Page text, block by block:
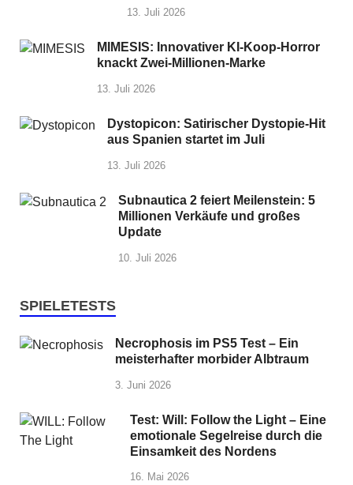
13. Juli 2026
MIMESIS: Innovativer KI-Koop-Horror
knackt Zwei-Millionen-Marke
13. Juli 2026
Dystopicon: Satirischer Dystopie-Hit
aus Spanien startet im Juli
13. Juli 2026
Subnautica 2 feiert Meilenstein: 5
Millionen Verkäufe und großes
Update
10. Juli 2026
SPIELETESTS
Necrophosis im PS5 Test – Ein
meisterhafter morbider Albtraum
3. Juni 2026
Test: Will: Follow the Light – Eine
emotionale Segelreise durch die
Einsamkeit des Nordens
16. Mai 2026